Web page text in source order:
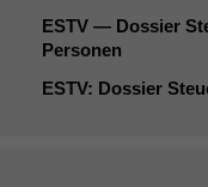
ESTV — Dossier
Personen
ESTV: Dossier